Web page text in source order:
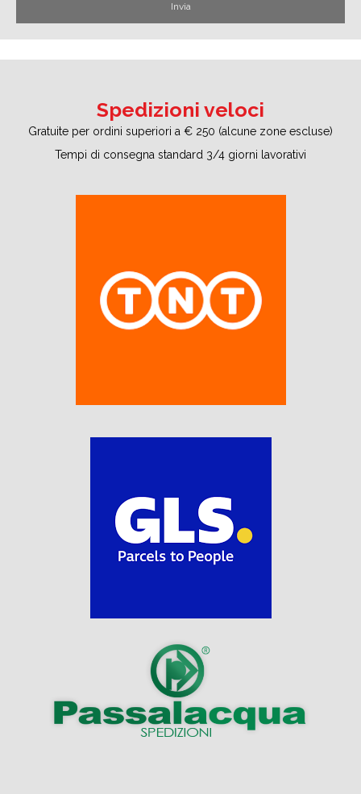
Spedizioni veloci
Gratuite per ordini superiori a € 250 (alcune zone escluse)
Tempi di consegna standard 3/4 giorni lavorativi